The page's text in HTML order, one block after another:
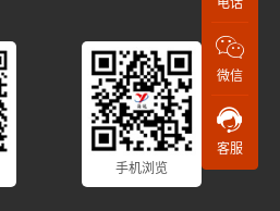
手机浏览
电话
微信
客服